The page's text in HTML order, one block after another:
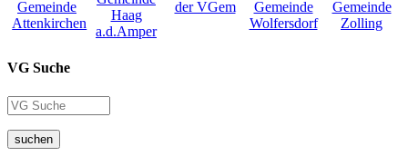
VG Suche
suchen